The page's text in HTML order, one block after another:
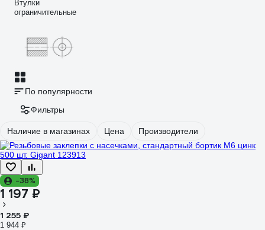
Втулки
ограничительные
По популярности
Фильтры
Наличие в магазинах Цена Производители
-38%
1 197 ₽
1 255 ₽
1 944 ₽